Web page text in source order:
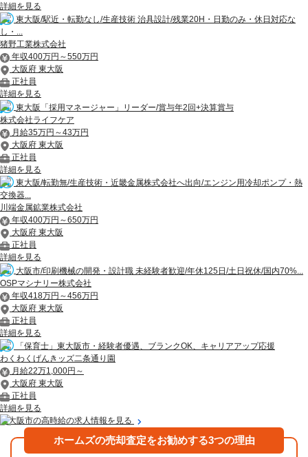
詳細を見る
東大阪/駅近・転勤なし/生産技術 治具設計/残業20H・日勤のみ・休日対応な
し・...
猪野工業株式会社
年収400万円～550万円
大阪府 東大阪
正社員
詳細を見る
東大阪「採用マネージャー」リーダー/賞与年2回+決算賞与
株式会社ライフケア
月給35万円～43万円
大阪府 東大阪
正社員
詳細を見る
東大阪/転勤無/生産技術・近畿金属株式会社へ出向/エンジン用冷却ポンプ・熱
交換器...
川端金属鉱業株式会社
年収400万円～650万円
大阪府 東大阪
正社員
詳細を見る
大阪市/印刷機械の開発・設計職 未経験者歓迎/年休125日/土日祝休/国内70%...
OSPマシナリー株式会社
年収418万円～456万円
大阪府 東大阪
正社員
詳細を見る
「保育士」東大阪市・経験者優遇、ブランクOK、キャリアアップ応援
わくわくげんきッズ二条通り園
月給22万1,000円～
大阪府 東大阪
正社員
詳細を見る
東大阪市の高時給の求人情報を見る
ホームズの売却査定をお勧めする3つの理由